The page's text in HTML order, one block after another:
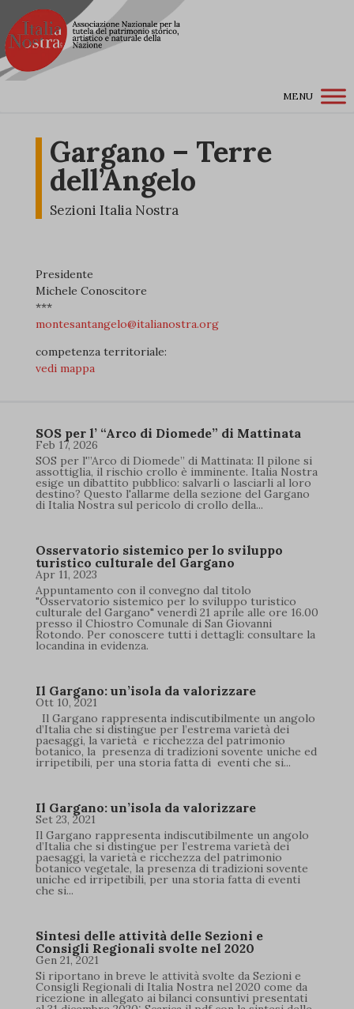
MENU
Gargano – Terre
dell’Angelo
Sezioni Italia Nostra
Presidente
Michele Conoscitore
***
montesantangelo@italianostra.org
competenza territoriale:
vedi mappa
SOS per l’ “Arco di Diomede” di Mattinata
Feb 17, 2026
SOS per l'”Arco di Diomede” di Mattinata: Il pilone si
assottiglia, il rischio crollo è imminente. Italia Nostra
esige un dibattito pubblico: salvarli o lasciarli al loro
destino? Questo l'allarme della sezione del Gargano
di Italia Nostra sul pericolo di crollo della...
Osservatorio sistemico per lo sviluppo
turistico culturale del Gargano
Apr 11, 2023
Appuntamento con il convegno dal titolo
"Osservatorio sistemico per lo sviluppo turistico
culturale del Gargano" venerdì 21 aprile alle ore 16.00
presso il Chiostro Comunale di San Giovanni
Rotondo. Per conoscere tutti i dettagli: consultare la
locandina in evidenza.
Il Gargano: un’isola da valorizzare
Ott 10, 2021
Il Gargano rappresenta indiscutibilmente un angolo
d’Italia che si distingue per l’estrema varietà dei
paesaggi, la varietà e ricchezza del patrimonio
botanico, la presenza di tradizioni sovente uniche ed
irripetibili, per una storia fatta di eventi che si...
Il Gargano: un’isola da valorizzare
Set 23, 2021
Il Gargano rappresenta indiscutibilmente un angolo
d’Italia che si distingue per l’estrema varietà dei
paesaggi, la varietà e ricchezza del patrimonio
botanico vegetale, la presenza di tradizioni sovente
uniche ed irripetibili, per una storia fatta di eventi
che si...
Sintesi delle attività delle Sezioni e
Consigli Regionali svolte nel 2020
Gen 21, 2021
Si riportano in breve le attività svolte da Sezioni e
Consigli Regionali di Italia Nostra nel 2020 come da
ricezione in allegato ai bilanci consuntivi presentati